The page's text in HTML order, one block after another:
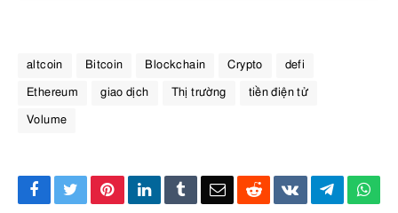
altcoin Bitcoin Blockchain Crypto defi
Ethereum giao dịch Thị trường tiền điện tử
Volume
Facebook
TwitterPinterestLinkedIn
TumblrEmailRedditVKontakte